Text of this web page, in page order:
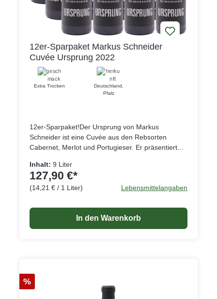
12er-Sparpaket Markus Schneider
Cuvée Ursprung 2022
Extra Trocken Deutschland
Pfalz
12er-Sparpaket!Der Ursprung von Markus
Schneider ist eine Cuvée aus den Rebsorten
Cabernet, Merlot und Portugieser. Er präsentiert
Tiefdunkelrot. In der Nase zeigt sich ein leicht von
Veilchen und Schokoladennoten untermaltes
Bouquet, mit Aromen von Kirsche, Erdbeere und
samtig und ausgewogen mit einer feinen Würze bis
ins langanhaltende Finale. Ein Wein, der zu
kräftigen Gerichten, Pasta, gegrilltem Fleisch und
Inhalt: 9 Liter
127,90 €*
(14,21 € / 1 Liter) Lebensmittelangaben
In den Warenkorb
Rabatt
%